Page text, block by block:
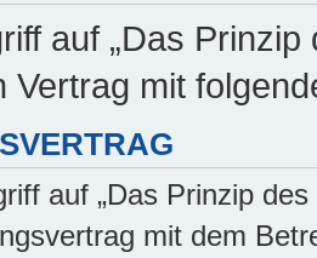
auf „Das
Vertrag mit
auf „Das Prinzip
mit dem